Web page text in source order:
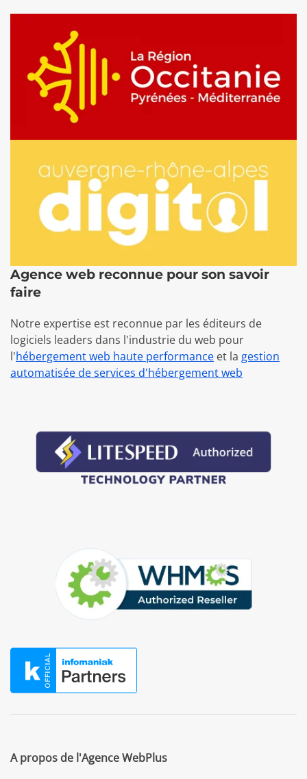
Agence web reconnue pour son savoir
faire
Notre expertise est reconnue par les éditeurs de
logiciels leaders dans l'industrie du web pour
l'hébergement web haute performance et la gestion
automatisée de services d'hébergement web
A propos de l'Agence WebPlus